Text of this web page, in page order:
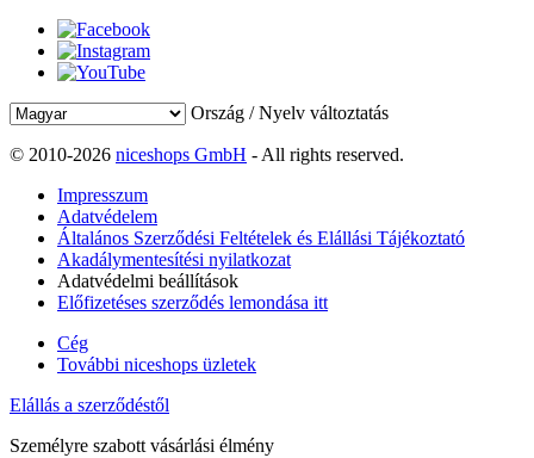
Ország / Nyelv változtatás
© 2010-2026 niceshops GmbH - All rights reserved.
Impresszum
Adatvédelem
Általános Szerződési Feltételek és Elállási Tájékoztató
Akadálymentesítési nyilatkozat
Adatvédelmi beállítások
Előfizetéses szerződés lemondása itt
Cég
További niceshops üzletek
Elállás a szerződéstől
Személyre szabott vásárlási élmény